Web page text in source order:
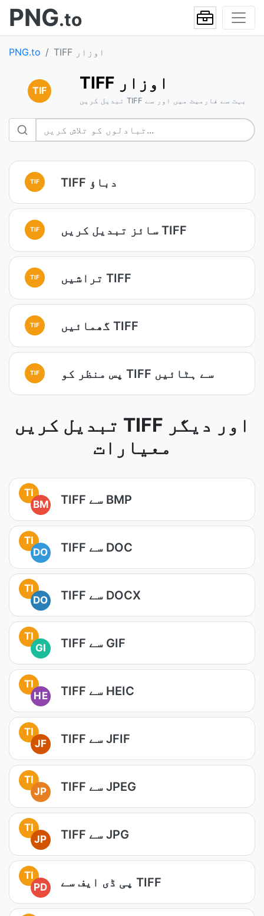
PNG.to
PNG.to TIFF اوزار
TIF TIFF اوزار
تبدیل کریں TIFF بہت سے فارمیٹ میں اور سے
TIF TIFF دباؤ
TIF سائز تبدیل کریں TIFF
TIF تراشیں TIFF
TIF گھمائیں TIFF
TIF پس منظر کو TIFF سے ہٹائیں
تبدیل کریں TIFF اور دیگر
معیارات
TI
BM
TIFF سے BMP
TI
DO
TIFF سے DOC
TI
DO
TIFF سے DOCX
TI
GI
TIFF سے GIF
TI
HE
TIFF سے HEIC
TI
JF
TIFF سے JFIF
TI
JP
TIFF سے JPEG
TI
JP
TIFF سے JPG
TI
PD
پی ڈی ایف سے TIFF